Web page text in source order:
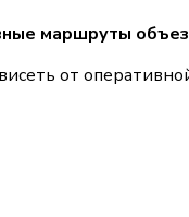
маршруты
от